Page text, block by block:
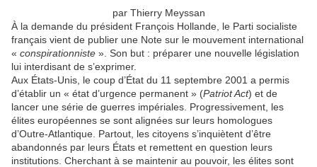
par Thierry Meyssan
À la demande du président François Hollande, le Parti socialiste
français vient de publier une Note sur le mouvement international
« conspirationniste ». Son but : préparer une nouvelle législation
lui interdisant de s’exprimer.
Aux États-Unis, le coup d’État du 11 septembre 2001 a permis
d’établir un « état d’urgence permanent » (Patriot Act) et de
lancer une série de guerres impériales. Progressivement, les
élites européennes se sont alignées sur leurs homologues
d’Outre-Atlantique. Partout, les citoyens s’inquiètent d’être
abandonnés par leurs États et remettent en question leurs
institutions. Cherchant à se maintenir au pouvoir, les élites sont